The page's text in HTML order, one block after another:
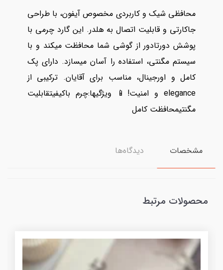
محافظی شیک و کاربردی مخصوص آیفون، با طراحی
جاکارتی و قابلیت اتصال به هلدر. این گارد چرمی با
پوشش دورتادور از گوشی شما محافظت میکند و با
سیستم مگنتی، استفاده را آسان میسازد. دارای پک
کامل و اورجینال، مناسب برای آقایان. ترکیبی از
elegance و امنیت!📱 ویژگیها:چرم باکیفیتقابلیت
مگنتیمحافظت کامل
مشخصات دیدگاه‌ها
محصولات مرتبط